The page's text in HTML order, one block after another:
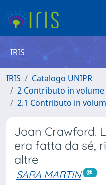
IRIS
IRIS
Catalogo UNIPR
2 Contributo in
2.1 Contributo in
Joan Crawford.
era fatta da sé,
altre
SARA MARTIN